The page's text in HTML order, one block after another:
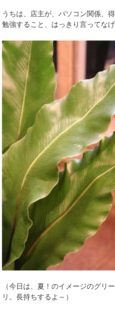
うちは、店主が、パソコン関係、
勉強すること、はっきり言ってな
（今日は、夏！のイメージのグリ
リ。長持ちするよ～）